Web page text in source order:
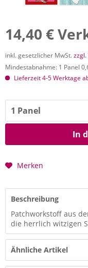
14,40 €
inkl. gesetzlicher MwSt.
Mindestabnahme: 1 Panel
Lieferzeit 4-5 Werktage
In
Merken
Beschreibung
Patchworkstoff aus
die herrlich witzigen
Ähnliche Artikel